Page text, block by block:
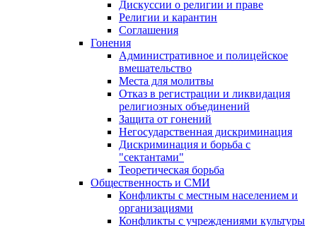
Дискуссии о религии и праве
Религии и карантин
Соглашения
Гонения
Административное и полицейское
вмешательство
Места для молитвы
Отказ в регистрации и ликвидация
религиозных объединений
Защита от гонений
Негосударственная дискриминация
Дискриминация и борьба с
"сектантами"
Теоретическая борьба
Общественность и СМИ
Конфликты с местным населением и
организациями
Конфликты с учреждениями культуры